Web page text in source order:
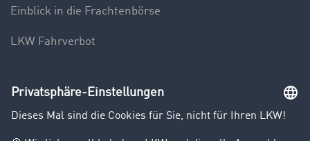
Einblick in die Frachtenbörse
LKW Fahrverbot
Unternehmen
Kunden werben Kunden